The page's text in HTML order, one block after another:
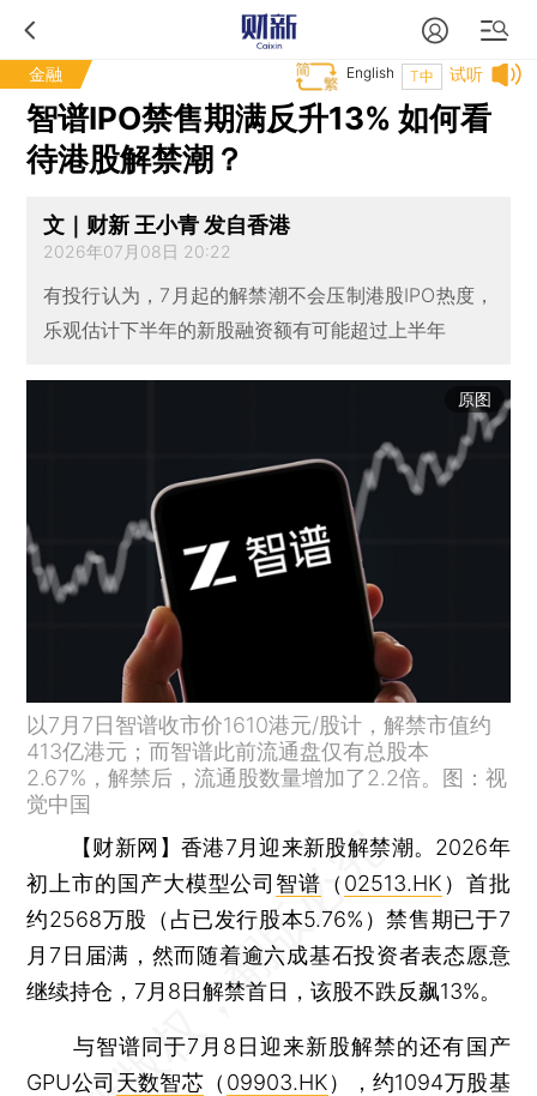
金融 试听
T中
English
智谱IPO禁售期满反升13% 如何看
待港股解禁潮？
文｜财新 王小青 发自香港
2026年07月08日 20:22
有投行认为，7月起的解禁潮不会压制港股IPO热度，
乐观估计下半年的新股融资额有可能超过上半年
原图
以7月7日智谱收市价1610港元/股计，解禁市值约
413亿港元；而智谱此前流通盘仅有总股本
2.67%，解禁后，流通股数量增加了2.2倍。图：视
觉中国
【财新网】 香港7月迎来新股解禁潮。2026年
初上市的国产大模型公司 智谱 （ 02513.HK ）首批
约2568万股（占已发行股本5.76%）禁售期已于7
月7日届满，然而随着逾六成基石投资者表态愿意
继续持仓，7月8日解禁首日，该股不跌反飙13%。
与智谱同于7月8日迎来新股解禁的还有国产
GPU公司 天数智芯 （ 09903.HK），约1094万股基